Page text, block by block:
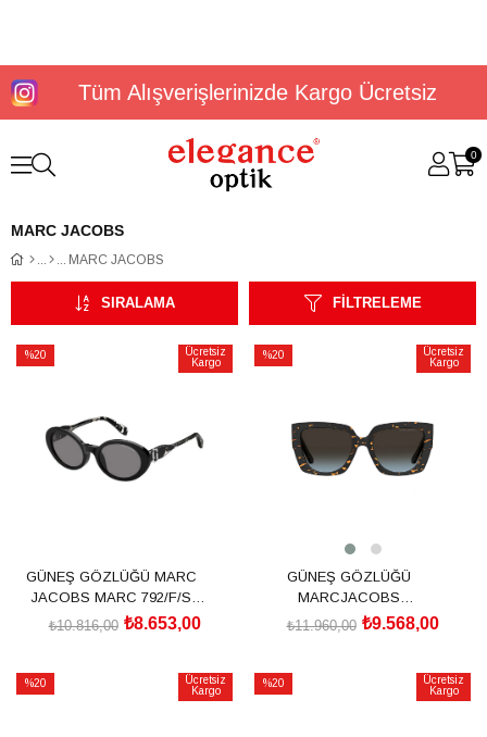
Tüm Alışverişlerinizde Kargo Ücretsiz
0
MARC JACOBS
MARC JACOBS
FILTRELEME
SIRALAMA
%20
Ücretsiz
Kargo
GÜNEŞ GÖZLÜĞÜ MARC
JACOBS MARC 792/F/S
207616WR753IR₺8.653,00
₺10.816,00
%20
Ücretsiz
Kargo
GÜNEŞ GÖZLÜĞÜ
MARCJACOBS
2064390865498₺9.568,00
₺11.960,00
%20
Ücretsiz
Kargo
%20
Ücretsiz
Kargo